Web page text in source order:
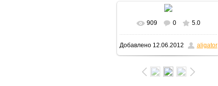
В реальном размере
1600x900/ 325.5Kb
909 0 5.0
Добавлено12.06.2012 aligator